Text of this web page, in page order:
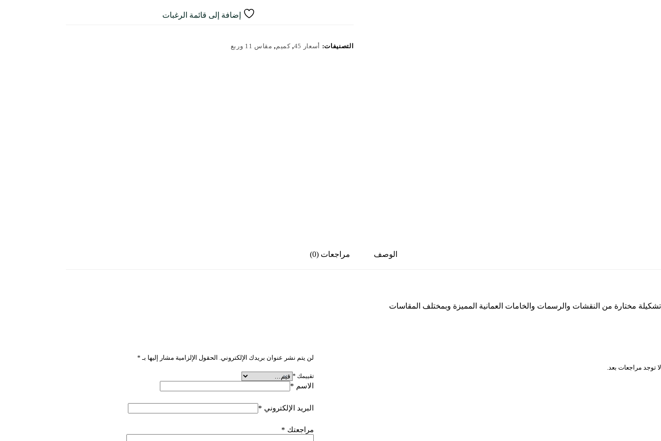
إضافة إلى قائمة الرغبات
التصنيفات: أسعار 45 ,كميم , مقاس 11 وربع
الوصف مراجعات (0)
تشكيلة مختارة من النقشات والرسمات والخامات العمانية المميزة وبمختلف المقاسات
لا توجد مراجعات بعد.
لن يتم نشر عنوان بريدك الإلكتروني. الحقول الإلزامية مشار إليها بـ *
تقييمك *
الاسم *
البريد الإلكتروني *
مراجعتك *